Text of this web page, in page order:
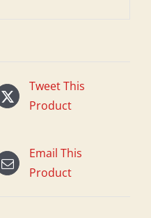
Tweet This
Product
Email This
Product